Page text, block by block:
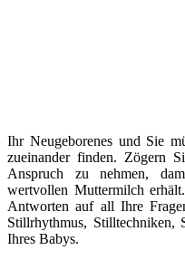
Ihr Neugeborenes und Sie
zueinander finden. Zögern
Anspruch zu nehmen,
wertvollen Muttermilch
Antworten auf all Ihre
Stillrhythmus, Stilltechniken,
Ihres Babys.